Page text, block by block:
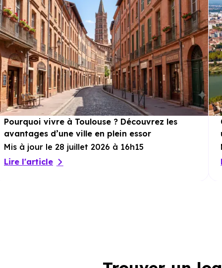
beaux jours. Barbecues, instants en famille
ou moments de relaxation… tout est
possible. Chaque villa dispose également
d’un garage, ajoutant sécurité et praticité à
ce cadre de vie privilégié.
Pourquoi vivre à Toulouse ? Découvrez les
avantages d’une ville en plein essor
Mis à jour le 28 juillet 2026 à 16h15
Lire l'article